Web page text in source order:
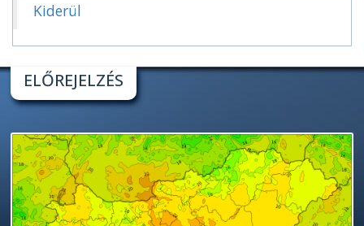
Kiderül
ELŐREJELZÉS